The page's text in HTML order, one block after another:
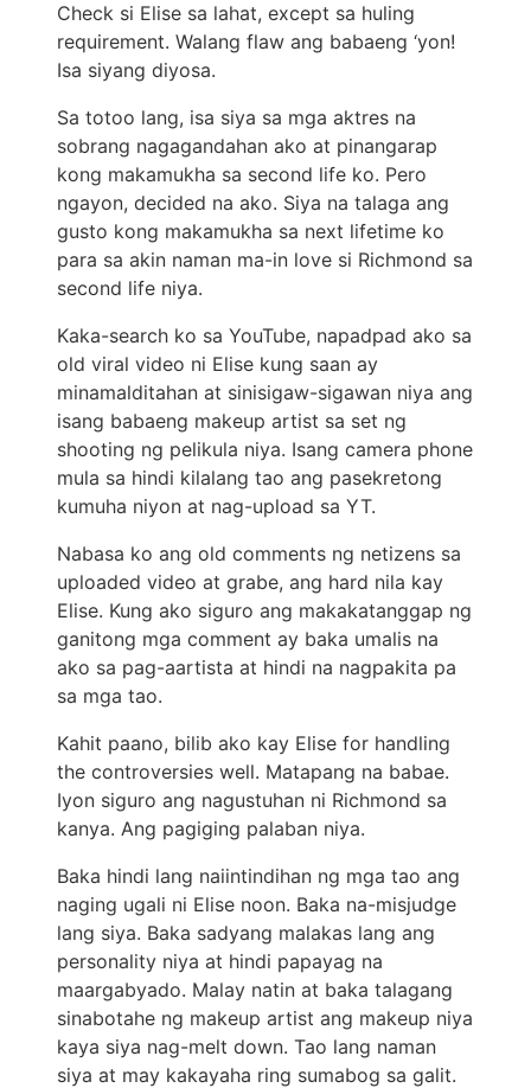
Check si Elise sa lahat, except sa huling
requirement. Walang flaw ang babaeng ‘yon!
Isa siyang diyosa.
Sa totoo lang, isa siya sa mga aktres na
sobrang nagagandahan ako at pinangarap
kong makamukha sa second life ko. Pero
ngayon, decided na ako. Siya na talaga ang
gusto kong makamukha sa next lifetime ko
para sa akin naman ma-in love si Richmond sa
second life niya.
Kaka-search ko sa YouTube, napadpad ako sa
old viral video ni Elise kung saan ay
minamalditahan at sinisigaw-sigawan niya ang
isang babaeng makeup artist sa set ng
shooting ng pelikula niya. Isang camera phone
mula sa hindi kilalang tao ang pasekretong
kumuha niyon at nag-upload sa YT.
Nabasa ko ang old comments ng netizens sa
uploaded video at grabe, ang hard nila kay
Elise. Kung ako siguro ang makakatanggap ng
ganitong mga comment ay baka umalis na
ako sa pag-aartista at hindi na nagpakita pa
sa mga tao.
Kahit paano, bilib ako kay Elise for handling
the controversies well. Matapang na babae.
Iyon siguro ang nagustuhan ni Richmond sa
kanya. Ang pagiging palaban niya.
Baka hindi lang naiintindihan ng mga tao ang
naging ugali ni Elise noon. Baka na-misjudge
lang siya. Baka sadyang malakas lang ang
personality niya at hindi papayag na
maargabyado. Malay natin at baka talagang
sinabotahe ng makeup artist ang makeup niya
kaya siya nag-melt down. Tao lang naman
siya at may kakayaha ring sumabog sa galit.